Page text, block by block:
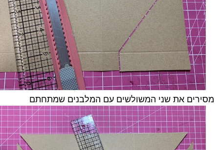
מסירים את שני המשולשים עם המלבנים שמתחתם